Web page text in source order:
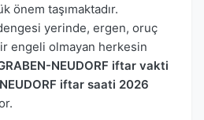
önem taşımaktadır.
yerinde, ergen, oruç
engeli olmayan herkesin
NEUDORF iftar vakti
iftar saati 2026